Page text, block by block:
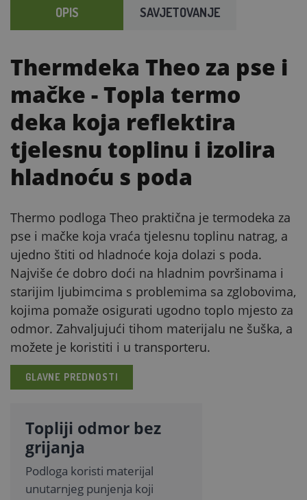
OPIS SAVJETOVANJE
Thermdeka Theo za pse i
mačke - Topla termo
deka koja reflektira
tjelesnu toplinu i izolira
hladnoću s poda
Thermo podloga Theo praktična je termodeka za
pse i mačke koja vraća tjelesnu toplinu natrag, a
ujedno štiti od hladnoće koja dolazi s poda.
Najviše će dobro doći na hladnim površinama i
starijim ljubimcima s problemima sa zglobovima,
kojima pomaže osigurati ugodno toplo mjesto za
odmor. Zahvaljujući tihom materijalu ne šuška, a
možete je koristiti i u transporteru.
GLAVNE PREDNOSTI
Topliji odmor bez
grijanja
Podloga koristi materijal
unutarnjeg punjenja koji